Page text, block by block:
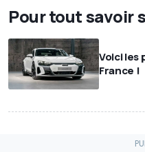
Pour tout savoir
Voici les
France !